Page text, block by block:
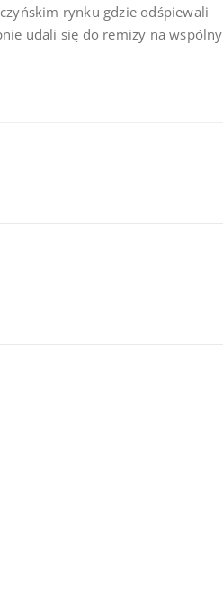
rynku gdzie odśpiewali
udali się do remizy na wspólny